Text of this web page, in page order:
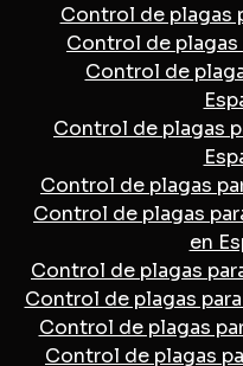
Control de plagas
Control de plagas
Control de
Control de plagas
Control de plagas
Control de plagas
en
Control de plagas
Control de plagas
Control de plagas
Control de plagas